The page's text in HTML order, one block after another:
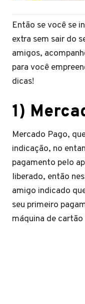
Então se você se
extra sem sair do
amigos,
para você
dicas!
1)
Mercado Pago,
indicação, no
pagamento pelo
liberado, então
amigo indicado
seu primeiro
máquina de